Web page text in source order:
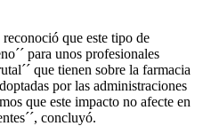
que este tipo de
para unos profesionales
que tienen sobre la farmacia
por las administraciones
que este impacto no afecte en
concluyó.